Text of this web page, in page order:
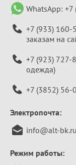
WhatsApp: +7
+7 (933) 160-
заказам на
+7 (923) 727-
одежда)
+7 (3852) 56-
Электропочта:
info@alt-bk.ru
Режим работы: